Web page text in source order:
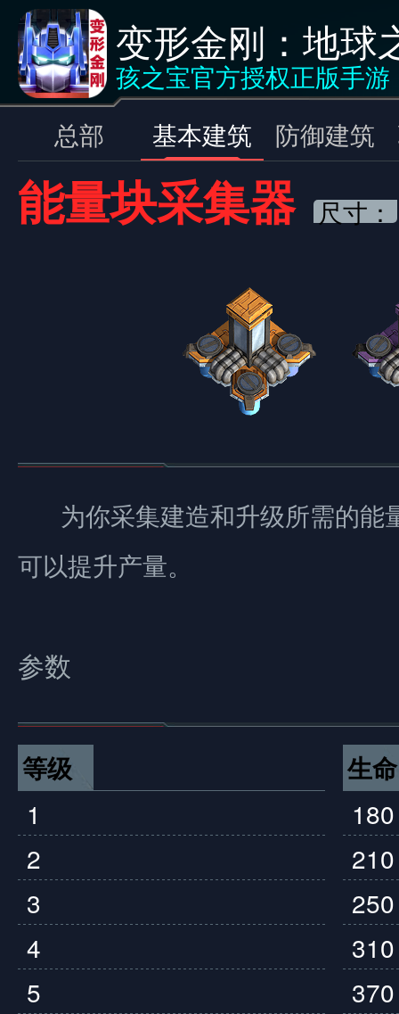
变形金刚：地球
孩之宝官方授权正版手游
<返回 基本建筑
总部 基本建筑 防御建筑
能量块采集器 尺寸：
为你采集建造和升级所需的能
可以提升产量。
参数
等级
1
2
3
4
5
生命
180
210
250
310
370